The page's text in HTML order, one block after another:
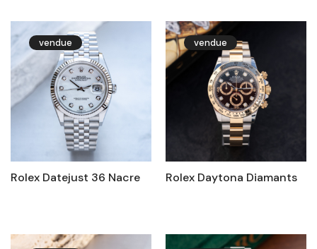
vendue
Rolex Datejust 36 Nacre
vendue
Rolex Daytona Diamants